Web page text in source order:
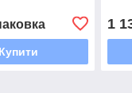
Купити
1